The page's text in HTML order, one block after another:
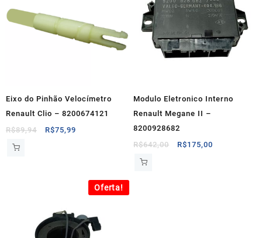
Eixo do Pinhão Velocímetro
Renault Clio – 8200674121
R$89,94
O
R$75,99
R$75,99.
Modulo Eletronico Interno
Renault Megane II –
8200928682
R$642,00
O
R$175,00
Oferta!